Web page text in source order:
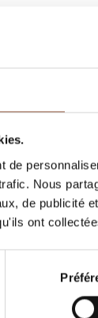
de
Nous
de publicité
ont